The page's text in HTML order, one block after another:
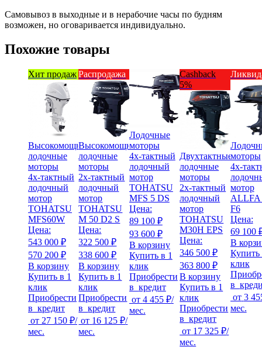
Самовывоз в выходные и в нерабочие часы по будням
возможен, но оговаривается индивидуально.
Похожие товары
Хит продаж
Высокомощные
лодочные
моторы
4х-тактный
лодочный
мотор
TOHATSU
MFS60W
Цена:
543 000 ₽
570 200 ₽
В корзину
Купить в 1
клик
Приобрести
в кредит
от 27 150 ₽/
мес.
Распродажа
Высокомощные
лодочные
моторы
2х-тактный
лодочный
мотор
TOHATSU
M 50 D2 S
Цена:
322 500 ₽
338 600 ₽
В корзину
Купить в 1
клик
Приобрести
вкредит
от 16 125 ₽/
мес.
Лодочные
моторы
4х-тактный
лодочный
мотор
TOHATSU
MFS 5 DS
Цена:
89 100 ₽
93 600 ₽
В корзину
Купить в 1
клик
Приобрести
в кредит
от 4 455 ₽/
мес.
Cashback
5%
Двухтактные
лодочные
моторы
2х-тактный
лодочный
мотор
TOHATSU
M30H EPS
Цена:
346 500 ₽
363 800 ₽
В корзину
Купить в 1
клик
Приобрести
вкредит
от 17 325 ₽/
мес.
моторы
4х-
мотор
ALLFA
F6
Цена:
69 100
В
Купить
клик
в
от 3
мес.